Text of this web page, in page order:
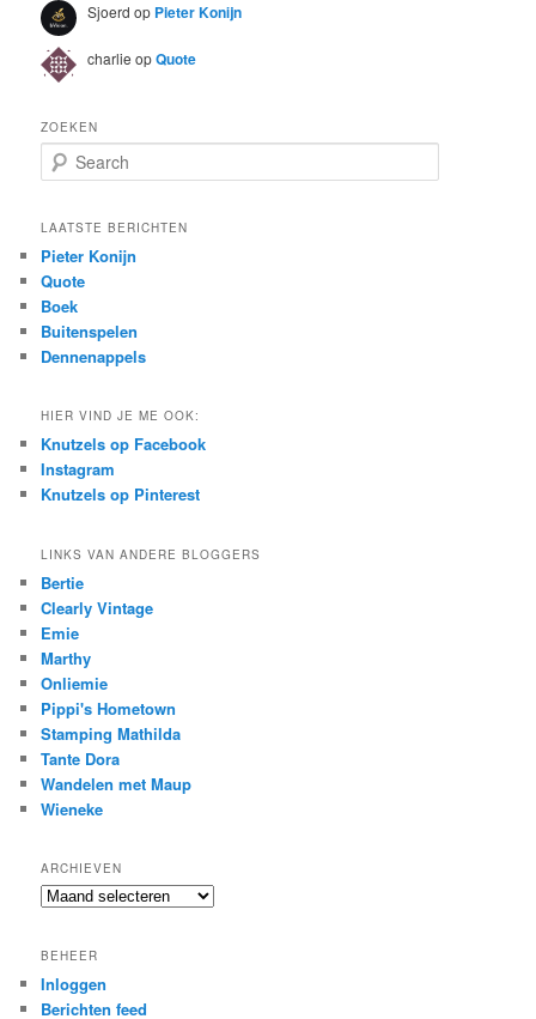
Sjoerd op Pieter Konijn
charlie opQuote
ZOEKEN
e
r
h
LAATSTE BERICHTEN
Pieter Konijn
Quote
Boek
Buitenspelen
Dennenappels
HIER VIND JE ME OOK:
Knutzels op Facebook
Instagram
Knutzels op Pinterest
LINKS VAN ANDERE BLOGGERS
Bertie
Clearly Vintage
Emie
Marthy
Onliemie
Pippi's Hometown
Stamping Mathilda
Tante Dora
Wandelen met Maup
Wieneke
ARCHIEVEN
Archieven
BEHEER
Inloggen
Berichten feed